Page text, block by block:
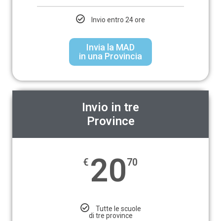
Invio entro 24 ore
Invia la MAD
in una Provincia
Invio in tre
Province
€ 2070
Tutte le scuole
di tre province